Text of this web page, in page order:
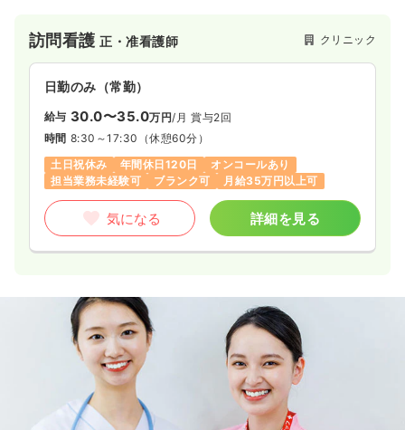
訪問看護正・准看護師 クリニック
日勤のみ（常勤）
給与 30.0〜35.0万円/月 賞与2回
時間 8:30～17:30 （休憩60分）
土日祝休み
年間休日120日
オンコールあり
担当業務未経験可
ブランク可 月給35万円以上可
気になる 詳細を見る